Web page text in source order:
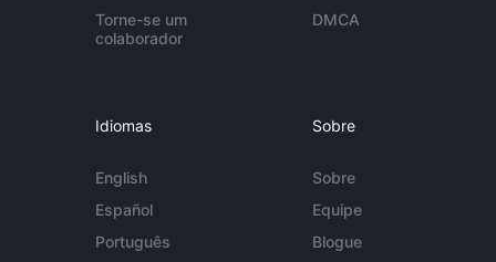
Torne-se um
colaborador
DMCA
Idiomas
English
Español
Português
Sobre
Sobre
Equipe
Blogue